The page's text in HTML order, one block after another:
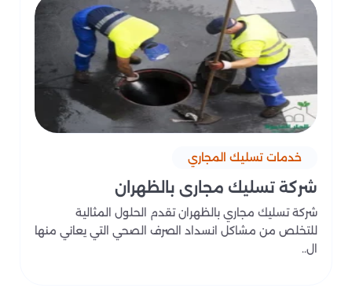
خدمات تسليك المجاري
شركة تسليك مجاري بالظهران
شركة تسليك مجاري بالظهران تقدم الحلول المثالية
للتخلص من مشاكل انسداد الصرف الصحي التي يعاني منها
ال..